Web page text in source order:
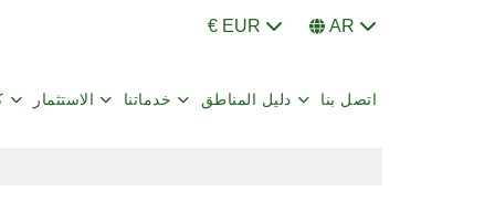
€ EUR AR
الاستثمار خدماتنا دليل المناطق اتصل بنا